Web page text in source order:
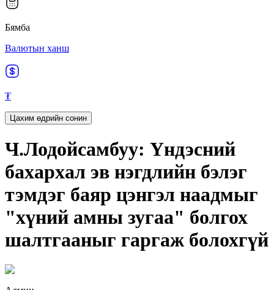
Бямба
Валютын ханш
₮
Цахим өдрийн сонин
Ч.Лодойсамбуу: Үндэсний
бахархал эв нэгдлийн бэлэг
тэмдэг баяр цэнгэл наадмыг
"хүний амны зугаа" болгох
шалтгааныг гаргаж болохгүй